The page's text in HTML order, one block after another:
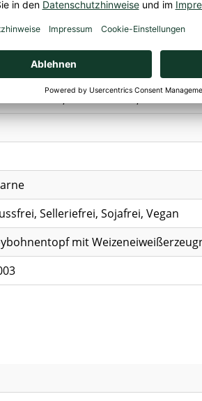
Karotten*, Lauch*, Pastinaken*,
Rohrohrzucker*, Gewürze*,
Landwirtschaft
GmbH, Fahner Höhe, 99100
Selleriefrei, Sojafrei, Vegan
mit